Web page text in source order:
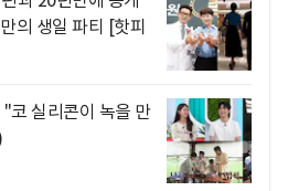
의 생일 파티 [핫피
코 실리콘이 녹을 만